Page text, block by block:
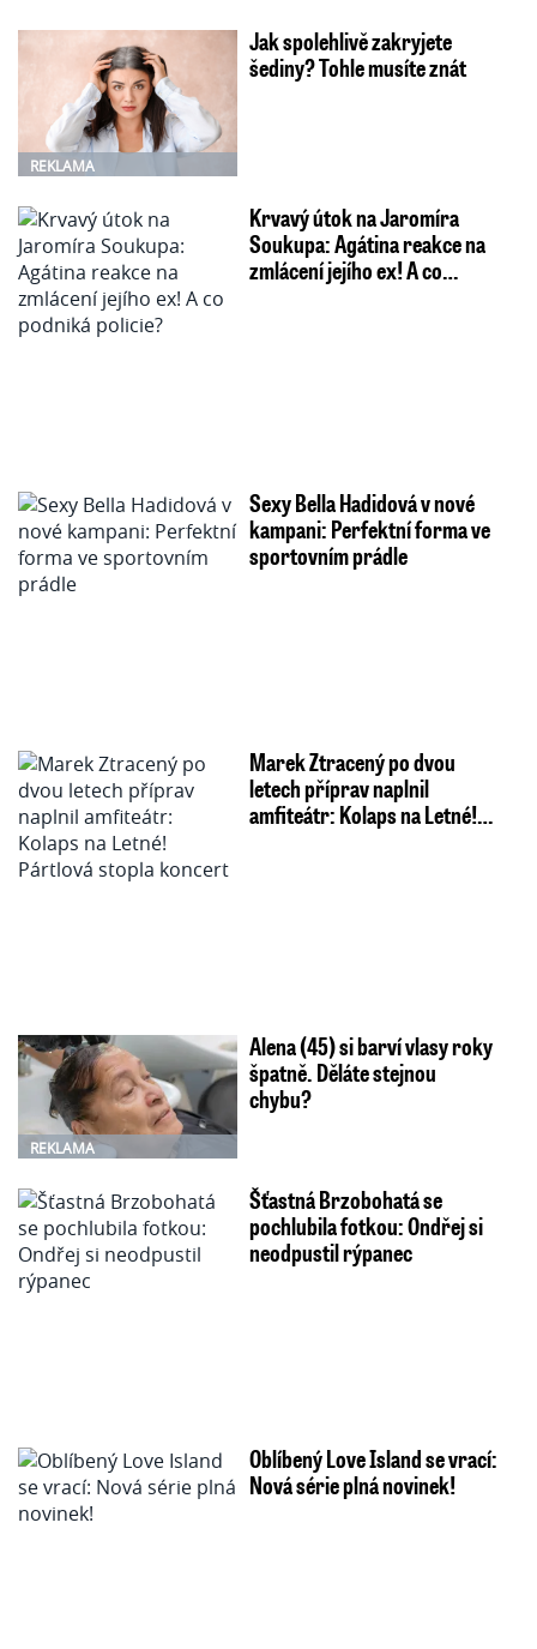
REKLAMA
Jak spolehlivě zakryjete
šediny? Tohle musíte znát
Krvavý útok na Jaromíra
Soukupa: Agátina reakce na
zmlácení jejího ex! A co…
Sexy Bella Hadidová v nové
kampani: Perfektní forma ve
sportovním prádle
Marek Ztracený po dvou
letech příprav naplnil
amfiteátr: Kolaps na Letné!…
REKLAMA
Alena (45) si barví vlasy roky
špatně. Děláte stejnou
chybu?
Šťastná Brzobohatá se
pochlubila fotkou: Ondřej si
neodpustil rýpanec
Oblíbený Love Island se vrací:
Nová série plná novinek!